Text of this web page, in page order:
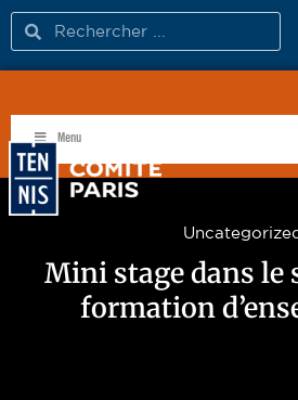
Menu
Mini stage dans le
formation